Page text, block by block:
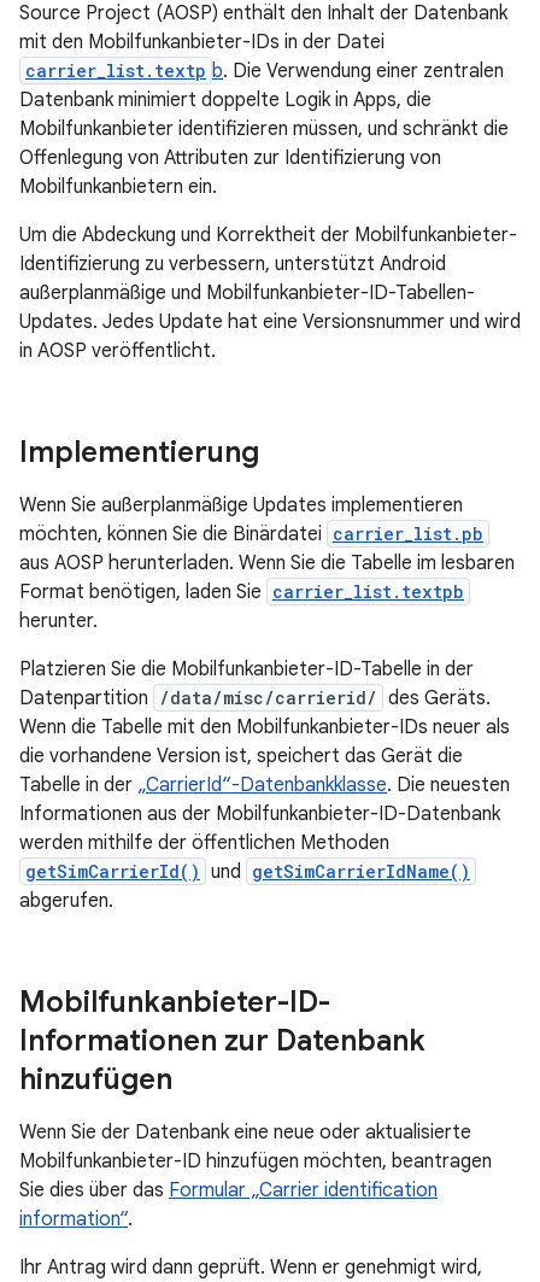
Source Project (AOSP) enthält den Inhalt der Datenbank
mit den Mobilfunkanbieter-IDs in der Datei
carrier_list.textp b. Die Verwendung einer zentralen
Datenbank minimiert doppelte Logik in Apps, die
Mobilfunkanbieter identifizieren müssen, und schränkt die
Offenlegung von Attributen zur Identifizierung von
Mobilfunkanbietern ein.
Um die Abdeckung und Korrektheit der Mobilfunkanbieter-
Identifizierung zu verbessern, unterstützt Android
außerplanmäßige und Mobilfunkanbieter-ID-Tabellen-
Updates. Jedes Update hat eine Versionsnummer und wird
in AOSP veröffentlicht.
Implementierung
Wenn Sie außerplanmäßige Updates implementieren
möchten, können Sie die Binärdatei carrier_list.pb
aus AOSP herunterladen. Wenn Sie die Tabelle im lesbaren
Format benötigen, laden Sie carrier_list.textpb
herunter.
Platzieren Sie die Mobilfunkanbieter-ID-Tabelle in der
Datenpartition
/data/misc/carrierid/ des Geräts.
Wenn die Tabelle mit den Mobilfunkanbieter-IDs neuer als
die vorhandene Version ist, speichert das Gerät die
Tabelle in der „CarrierId“-Datenbankklasse. Die neuesten
Informationen aus der Mobilfunkanbieter-ID-Datenbank
werden mithilfe der öffentlichen Methoden
getSimCarrierId() und getSimCarrierIdName()
abgerufen.
Mobilfunkanbieter-ID-
Informationen zur Datenbank
hinzufügen
Wenn Sie der Datenbank eine neue oder aktualisierte
Mobilfunkanbieter-ID hinzufügen möchten, beantragen
Sie dies über das Formular „Carrier identification
information“.
Ihr Antrag wird dann geprüft. Wenn er genehmigt wird,